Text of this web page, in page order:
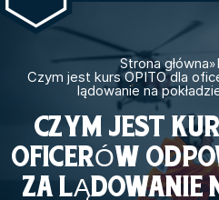
Strona główna»
Czym jest kurs OPITO dla
lądowanie na
CZYM JEST
OFICERÓW
ZA LĄDOWANIE